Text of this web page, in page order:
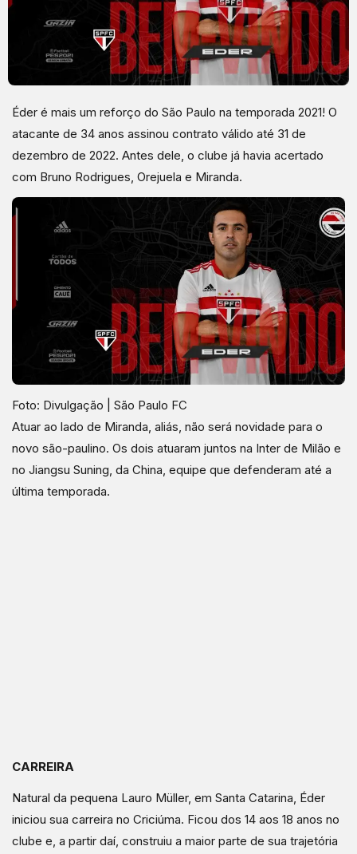
Éder é mais um reforço do São Paulo na temporada 2021! O
atacante de 34 anos assinou contrato válido até 31 de
dezembro de 2022. Antes dele, o clube já havia acertado
com Bruno Rodrigues, Orejuela e Miranda.
Foto: Divulgação | São Paulo FC
Atuar ao lado de Miranda, aliás, não será novidade para o
novo são-paulino. Os dois atuaram juntos na Inter de Milão e
no Jiangsu Suning, da China, equipe que defenderam até a
última temporada.
CARREIRA
Natural da pequena Lauro Müller, em Santa Catarina, Éder
iniciou sua carreira no Criciúma. Ficou dos 14 aos 18 anos no
clube e, a partir daí, construiu a maior parte de sua trajetória